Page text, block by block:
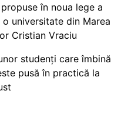
în noua lege a
universitate din Marea
Cristian Vraciu
studenți care îmbină
pusă în practică la